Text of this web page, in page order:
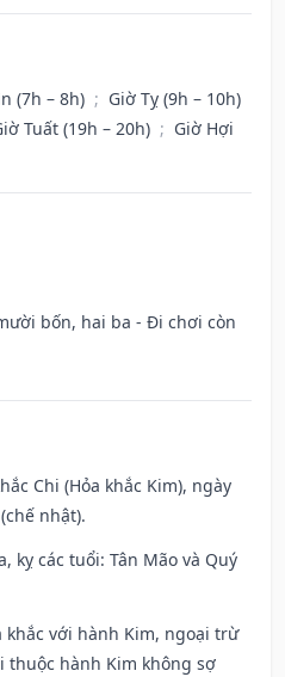
(7h – 8h) ; Giờ Tỵ (9h – 10h)
Tuất (19h – 20h) ; Giờ Hợi
bốn, hai ba - Đi chơi còn
Chi (Hỏa khắc Kim), ngày
nhật).
kỵ các tuổi: Tân Mão và Quý
khắc với hành Kim, ngoại trừ
thuộc hành Kim không sợ